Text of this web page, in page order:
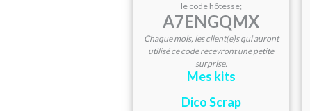
le code hôtesse;
A7ENGQMX
Chaque mois, les client(e)s qui auront
utilisé ce code recevront une petite
surprise.
Mes kits
Dico Scrap